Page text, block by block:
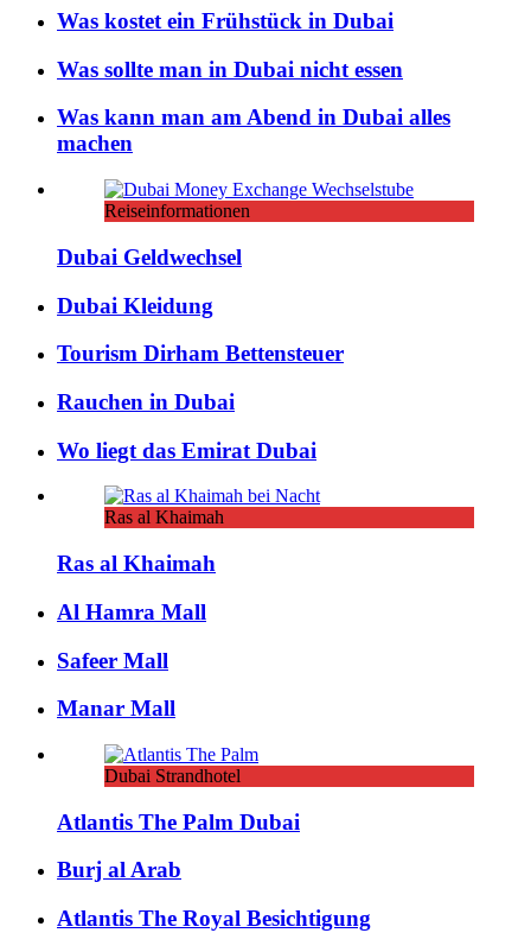
Was kostet ein Frühstück in Dubai
Was sollte man in Dubai nicht essen
Was kann man am Abend in Dubai alles
machen
Reiseinformationen
Dubai Geldwechsel
Dubai Kleidung
Tourism Dirham Bettensteuer
Rauchen in Dubai
Wo liegt das Emirat Dubai
Ras al Khaimah
Ras al Khaimah
Al Hamra Mall
Safeer Mall
Manar Mall
Dubai Strandhotel
Atlantis The Palm Dubai
Burj al Arab
Atlantis The Royal Besichtigung